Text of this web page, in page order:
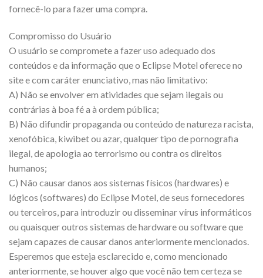
fornecê-lo para fazer uma compra.
Compromisso do Usuário
O usuário se compromete a fazer uso adequado dos
conteúdos e da informação que o Eclipse Motel oferece no
site e com caráter enunciativo, mas não limitativo:
A) Não se envolver em atividades que sejam ilegais ou
contrárias à boa fé a à ordem pública;
B) Não difundir propaganda ou conteúdo de natureza racista,
xenofóbica, kiwibet ou azar, qualquer tipo de pornografia
ilegal, de apologia ao terrorismo ou contra os direitos
humanos;
C) Não causar danos aos sistemas físicos (hardwares) e
lógicos (softwares) do Eclipse Motel, de seus fornecedores
ou terceiros, para introduzir ou disseminar vírus informáticos
ou quaisquer outros sistemas de hardware ou software que
sejam capazes de causar danos anteriormente mencionados.
Esperemos que esteja esclarecido e, como mencionado
anteriormente, se houver algo que você não tem certeza se